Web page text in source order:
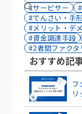
#サービサー
#でんさい・手形
#メリット・デ
#資金調達手段
#2者間ファクタ
おすすめ記
フ
リ